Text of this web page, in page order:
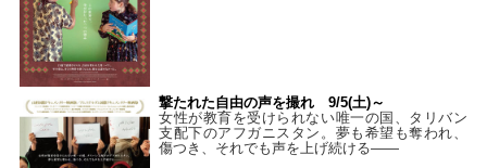
撃たれた自由の声を撮れ 9/5(土)～
女性が教育を受けられない唯一の国、タリバン
支配下のアフガニスタン。夢も希望も奪われ、
傷つき、それでも声を上げ続ける——